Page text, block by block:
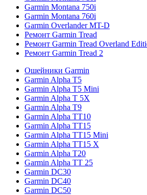
Garmin Montana 750i
Garmin Montana 760i
Garmin Overlander MT-D
Ремонт Garmin Tread
Ремонт Garmin Tread Overland
Ремонт Garmin Tread 2
Ошейники Garmin
Garmin Alpha T5
Garmin Alpha T5 Mini
Garmin Alpha T 5X
Garmin Alpha T9
Garmin Alpha TT10
Garmin Alpha TT15
Garmin Alpha TT15 Mini
Garmin Alpha TT15 X
Garmin Alpha T20
Garmin Alpha TT 25
Garmin DC30
Garmin DC40
Garmin DC50